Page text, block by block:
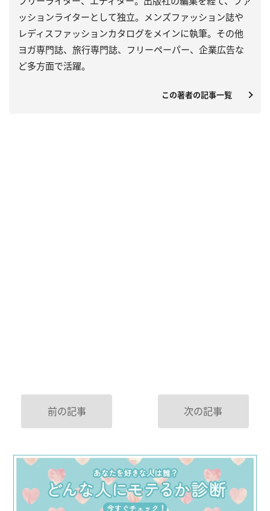
ッションライターとして独立。メンズファッション誌や
レディスファッションカタログをメインに執筆。その他
ヨガ専門誌、旅行専門誌、フリーペーパー、企業広告な
ど多方面で活躍。
この著者の記事一覧
前の記事 次の記事